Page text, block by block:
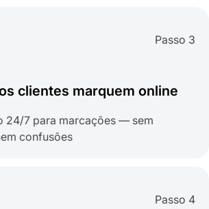
Passo 3
clientes marquem online
24/7 para marcações — sem
confusões
Passo 4